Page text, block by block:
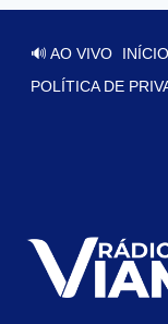
🔊 AO VIVO INÍCIO
POLÍTICA DE